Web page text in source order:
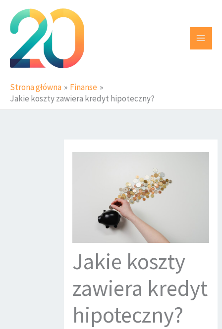
Przejdź
treści
Strona główna
Finanse
Jakie koszty zawiera kredyt hipoteczny?
Jakie koszty
zawiera kredyt
hipoteczny?